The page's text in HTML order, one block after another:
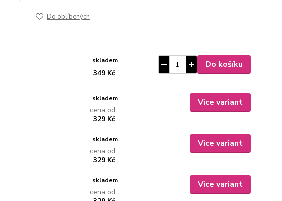
Do oblíbených
349 Kč
skladem Do košíku
cena od
329 Kč
skladem Více variant
cena od
329 Kč
skladem Více variant
cena od
skladem Více variant